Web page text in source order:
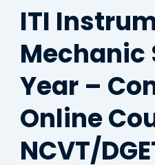
ITI
Mechanic
Year –
Online
NCVT/